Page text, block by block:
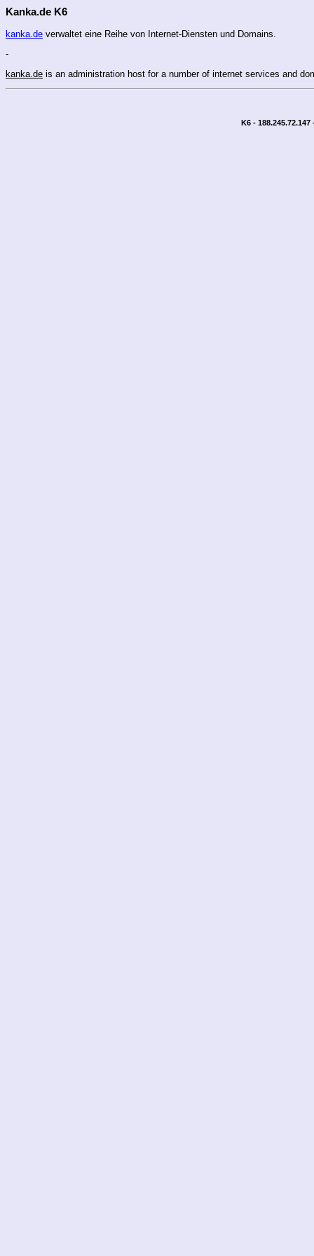
Kanka.de K6
kanka.de verwaltet eine Reihe von Internet-Diensten und Domains.
-
kanka.de is an administration host for a number of internet services and
K6 -